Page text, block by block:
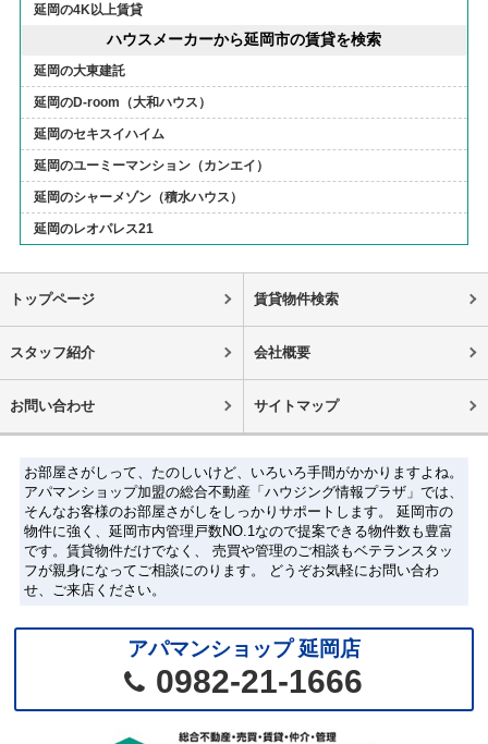
延岡の4K以上賃貸
ハウスメーカーから延岡市の賃貸を検索
延岡の大東建託
延岡のD-room（大和ハウス）
延岡のセキスイハイム
延岡のユーミーマンション（カンエイ）
延岡のシャーメゾン（積水ハウス）
延岡のレオパレス21
トップページ 賃貸物件検索
スタッフ紹介 会社概要
お問い合わせ サイトマップ
お部屋さがしって、たのしいけど、いろいろ手間がかかりますよね。
アパマンショップ加盟の総合不動産「ハウジング情報プラザ」では、
そんなお客様のお部屋さがしをしっかりサポートします。 延岡市の
物件に強く、延岡市内管理戸数NO.1なので提案できる物件数も豊富
です。賃貸物件だけでなく、 売買や管理のご相談もベテランスタッ
フが親身になってご相談にのります。 どうぞお気軽にお問い合わ
せ、ご来店ください。
アパマンショップ 延岡店
0982-21-1666